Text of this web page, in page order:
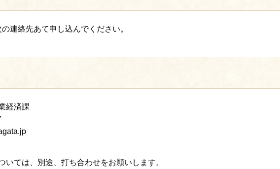
連絡先あて申し込んでください。
経済課
ては、別途、打ち合わせをお願いします。